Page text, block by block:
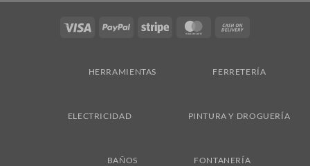
Visa PayPal Stripe MasterCard
HERRAMIENTAS FERRETERÍA
ELECTRICIDAD PINTURA Y DROGUERÍA
BAÑOS FONTANERÍA